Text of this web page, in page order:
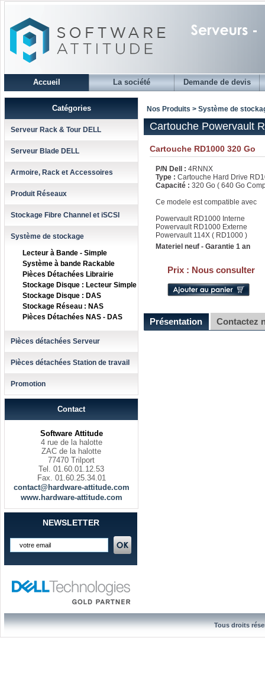
Accueil La société Demande de devis
Catégories
Serveur Rack & Tour DELL
Serveur Blade DELL
Armoire, Rack et Accessoires
Produit Réseaux
Stockage Fibre Channel et iSCSI
Système de stockage
Lecteur à Bande - Simple
Système à bande Rackable
Pièces Détachées Librairie
Stockage Disque : Lecteur Simple
Stockage Disque : DAS
Stockage Réseau : NAS
Pièces Détachées NAS - DAS
Pièces détachées Serveur
Pièces détachées Station de travail
Promotion
Contact
Software Attitude
4 rue de la halotte
ZAC de la halotte
77470 Trilport
Tel. 01.60.01.12.53
Fax. 01.60.25.34.01
contact@hardware-attitude.com
www.hardware-attitude.com
NEWSLETTER
Nos Produits > Système de
Cartouche Powervault
Cartouche RD1000 320 Go
P/N Dell : 4RNNX
Type : Cartouche Hard Drive
Capacité : 320 Go ( 640 Go
Ce modele est compatible avec
Powervault RD1000 Interne
Powervault RD1000 Externe
Powervault 114X ( RD1000 )
Materiel neuf - Garantie 1 an
Prix : Nous consulter
Présentation Contactez
Tous droits